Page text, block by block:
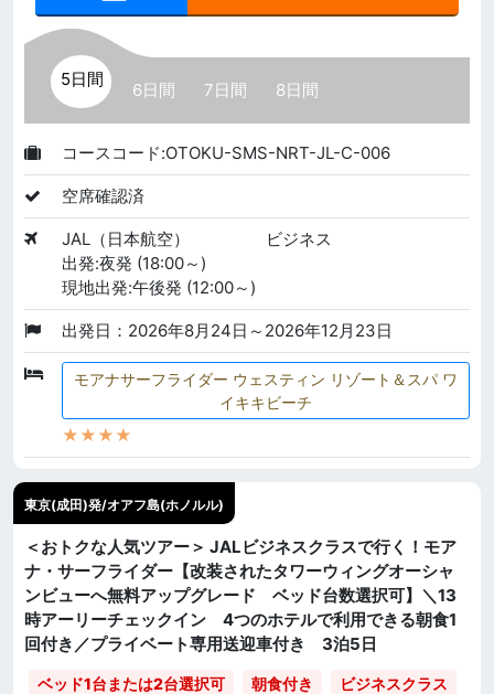
5日間
6日間 7日間 8日間
コースコード:OTOKU-SMS-NRT-JL-C-006
空席確認済
JAL（日本航空）
ビジネス
出発:夜発 (18:00～)
現地出発:午後発 (12:00～)
出発日：2026年8月24日～2026年12月23日
モアナサーフライダー ウェスティン リゾート＆スパ ワ
イキキビーチ
★★★★
東京(成田)発/オアフ島(ホノルル)
＜おトクな人気ツアー＞ JALビジネスクラスで行く！モア
ナ・サーフライダー【改装されたタワーウィングオーシャ
ンビューへ無料アップグレード ベッド台数選択可】＼13
時アーリーチェックイン 4つのホテルで利用できる朝食1
回付き／プライベート専用送迎車付き 3泊5日
ベッド1台または2台選択可 朝食付き ビジネスクラス